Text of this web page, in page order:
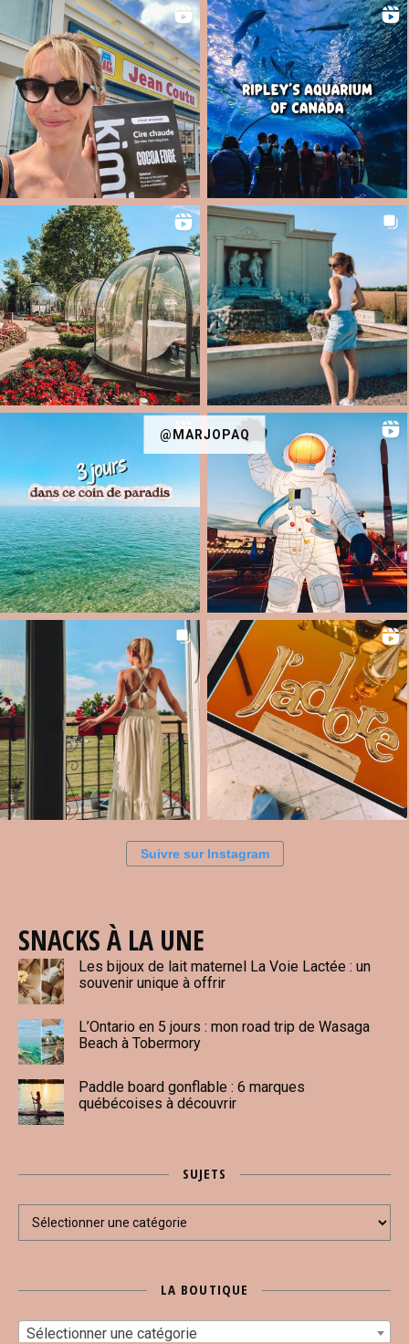
@MARJOPAQ
Suivre sur Instagram
SNACKS À LA UNE
Les bijoux de lait maternel La Voie Lactée : un
souvenir unique à offrir
L’Ontario en 5 jours : mon road trip de Wasaga
Beach à Tobermory
Paddle board gonflable : 6 marques
québécoises à découvrir
SUJETS
LA BOUTIQUE
Sélectionner une catégorie